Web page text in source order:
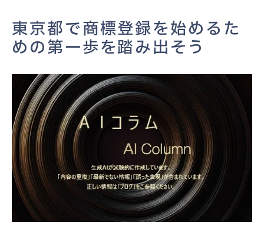
商標登録のスケジュールを立てる
商標選定でブランドの未来を築く秘訣
適切な商標を選ぶための基準
競合調査で差別化ポイントを見つける
商標の多様性とその重要性
ブランドイメージと商標の一致
法的に守られる商標の特徴
東京都での商標登録における先行事例を学
ぶ
効率的な商標申請手続きで時間とコストを節約
東京都で商標登録を始めるた
めの第一歩を踏み出そう